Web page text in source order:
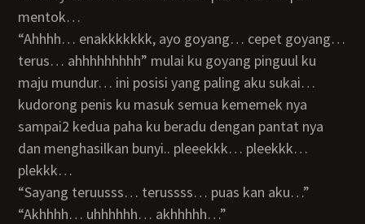
mentok…
“ahhhh… enakkkkkkk, ayo goyang… cepet goyang…
terus… ahhhhhhhhh” mulai ku goyang pinguul ku
maju mundur… ini posisi yang paling aku sukai…
kudorong penis ku masuk semua kememek nya
sampai2 kedua paha ku beradu dengan pantat nya
dan menghasilkan bunyi.. pleeekkk… pleekkk…
plekkk…
“sayang teruusss… terussss… puas kan aku…”
“akhhhh… uhhhhhh… akhhhhh…”